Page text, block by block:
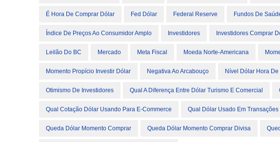
É Hora De Comprar Dólar Fed Dólar Federal Reserve Fundos De
Índice De Preços Ao Consumidor Amplo Investidores Investidores Comprar
Leilão Do BC Mercado Meta Fiscal Moeda Norte-Americana
Momento Propício Investir Dólar Negativa Ao Arcabouço Nível Dólar Hora
Otimismo De Investidores Qual A Diferença Entre Dólar Turismo E Comercial
Qual Cotação Dólar Usando Para E-Commerce Qual Dólar Usado Em
Queda Dólar Momento Comprar Queda Dólar Momento Comprar Divisa